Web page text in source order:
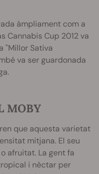
àmpliament com a
Cannabis Cup 2012 va
"Millor Sativa
va ser guardonada
MOBY
que aquesta varietat
mitjana. El seu
afruitat. La gent fa
i nèctar per